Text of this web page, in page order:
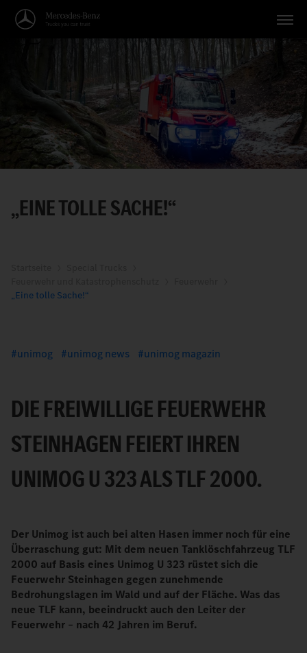
Anwendungen
Themen
Service
Deutsch
„EINE TOLLE SACHE!“
„Eine tolle Sache!“
unimog unimog news unimog magazin
DIE FREIWILLIGE FEUERWEHR
STEINHAGEN FEIERT IHREN
UNIMOG U 323 ALS TLF 2000.
Der Unimog ist auch bei alten Hasen immer noch für eine
Überraschung gut: Mit dem neuen Tanklöschfahrzeug TLF
2000 auf Basis eines Unimog U 323 rüstet sich die
Feuerwehr Steinhagen gegen zunehmende
Bedrohungslagen im Wald und auf der Fläche. Was das
neue TLF kann, beeindruckt auch den Leiter der
Feuerwehr – nach 42 Jahren im Beruf.